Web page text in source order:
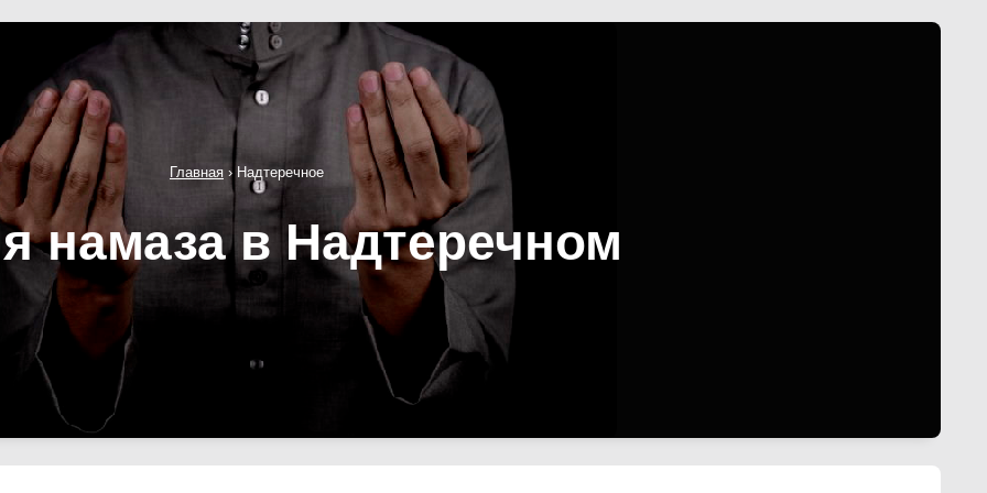
Главная › Надтеречное
намаза в Надтеречном